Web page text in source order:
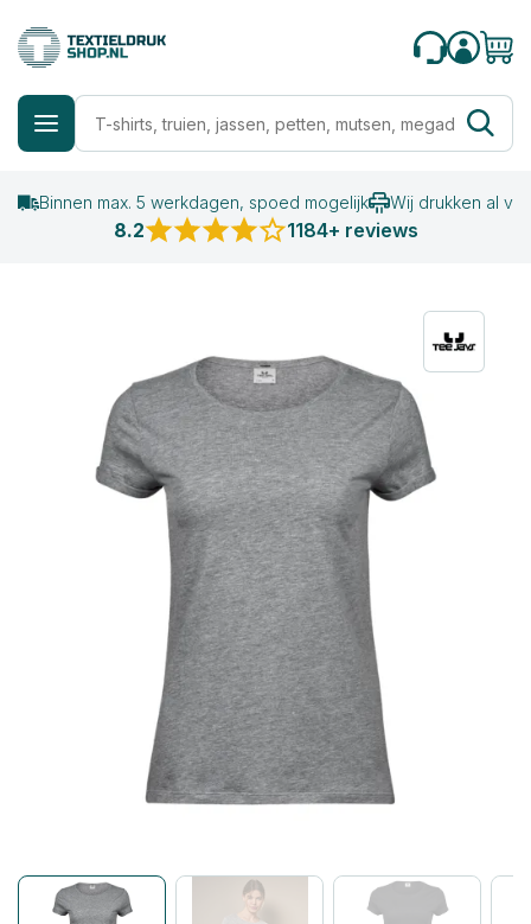
Binnen max. 5 werkdagen, spoed mogelijk Wij drukken al
8.2 1184+ reviews